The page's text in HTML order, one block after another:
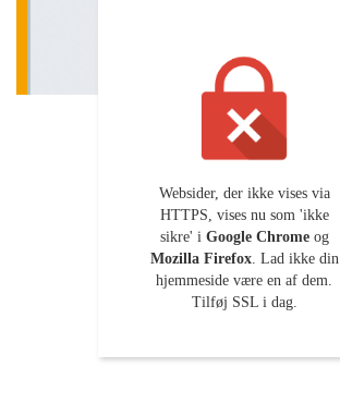
Websider, der ikke vises via
HTTPS, vises nu som 'ikke
sikre' i Google Chromeog
Mozilla Firefox. Lad ikke din
hjemmeside være en af dem.
Tilføj SSL i dag.